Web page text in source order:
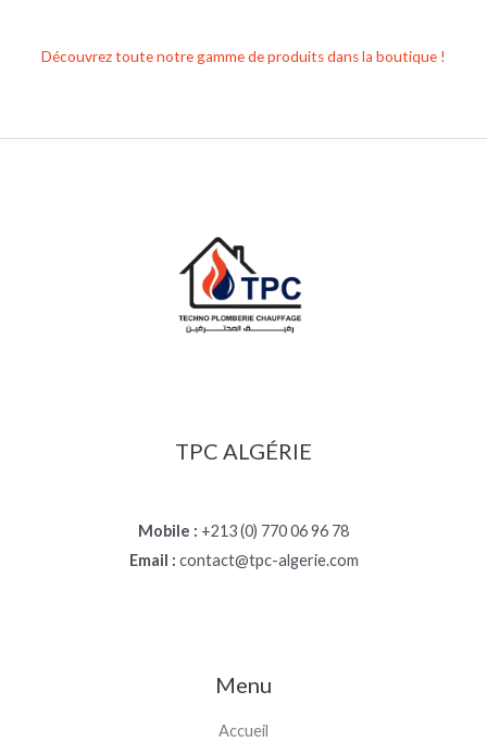
Découvrez toute notre gamme de produits dans la boutique !
TPC ALGÉRIE
Mobile : +213 (0) 770 06 96 78
Email : contact@tpc-algerie.com
Menu
Accueil